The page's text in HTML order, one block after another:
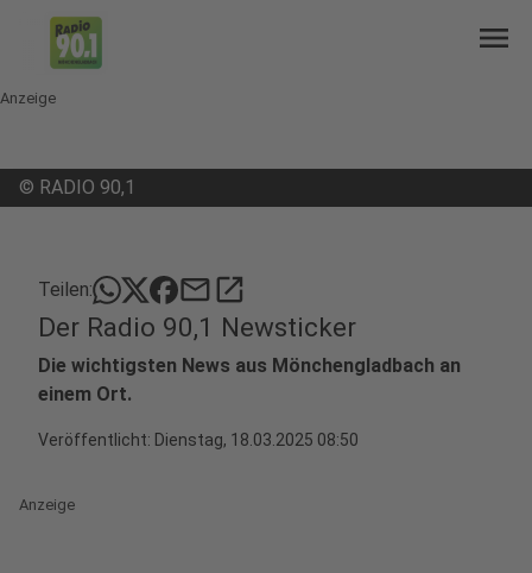
menu
Anzeige
© RADIO 90,1
Teilen: mailopen_in_new
Der Radio 90,1 Newsticker
Die wichtigsten News aus Mönchengladbach an
einem Ort.
Veröffentlicht: Dienstag, 18.03.2025 08:50
Anzeige